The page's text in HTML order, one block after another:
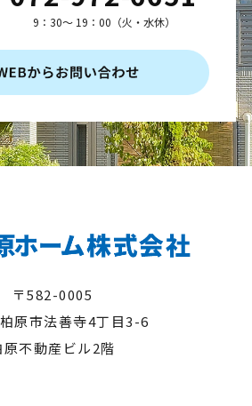
9：30～ 19：00（火・水休）
〒582-0005
原市法善寺4丁目3-6
原不動産ビル2階